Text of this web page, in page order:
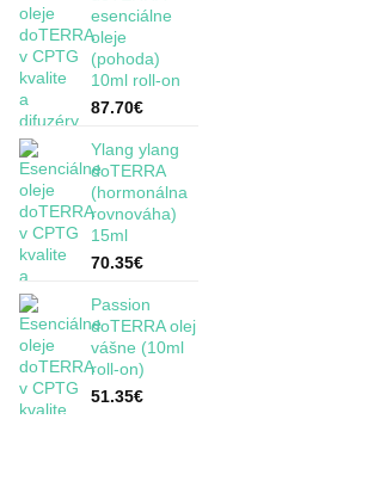
esenciálne
oleje
(pohoda)
10ml roll-on
87.70€
Ylang ylang
doTERRA
(hormonálna
rovnováha)
15ml
70.35€
Passion
doTERRA olej
vášne (10ml
roll-on)
51.35€